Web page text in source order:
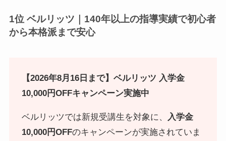
1位 ベルリッツ｜140年以上の指導実績で初心者
から本格派まで安心
【2026年8月16日まで】ベルリッツ 入学金
10,000円OFFキャンペーン実施中
ベルリッツでは新規受講生を対象に、
入学金
10,000円OFFのキャンペーンが実施されていま